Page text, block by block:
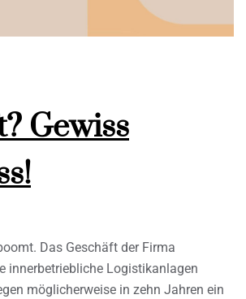
Gewiss
Das Geschäft der Firma
innerbetriebliche Logistikanlagen
möglicherweise in zehn Jahren ein